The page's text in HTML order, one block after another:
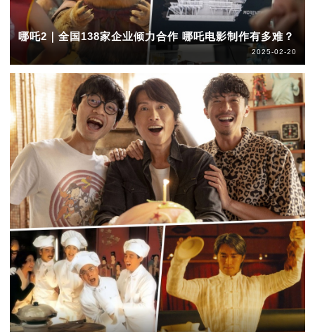
哪吒2｜全国138家企业倾力合作 哪吒电影制作有多难？
2025-02-20